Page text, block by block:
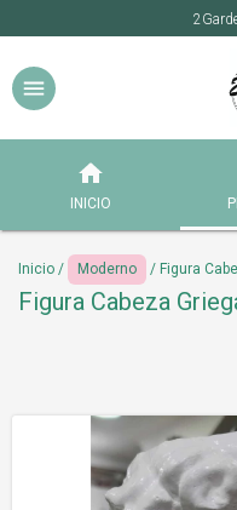
INICIO
Inicio / Moderno / Figura
Figura Cabeza